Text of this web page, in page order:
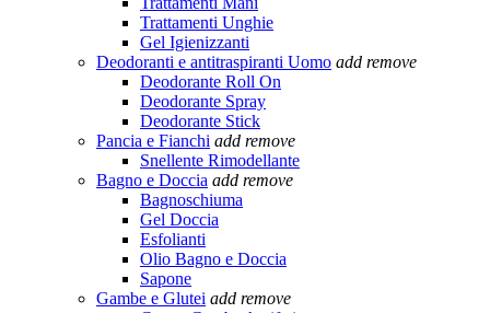
Trattamenti Unghie
Gel Igienizzanti
Deodoranti e antitraspiranti Uomo add remove
Deodorante Roll On
Deodorante Spray
Deodorante Stick
Pancia e Fianchi add remove
Snellente Rimodellante
Bagno e Doccia add remove
Bagnoschiuma
Gel Doccia
Esfolianti
Olio Bagno e Doccia
Sapone
Gambe e Glutei add remove